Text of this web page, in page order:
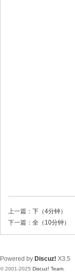
上一篇： 下（4分钟）
下一篇： 全（10分钟）
Powered by Discuz! X3.5
© 2001-2025 Discuz! Team